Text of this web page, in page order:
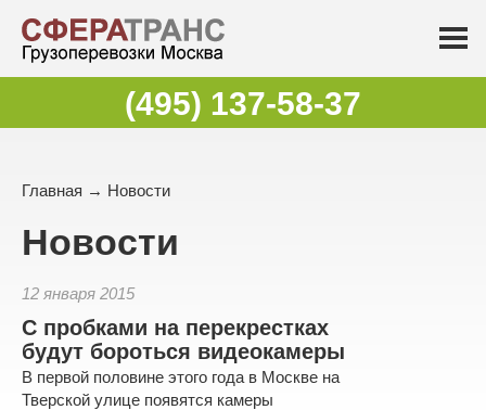
(495) 137-58-37
Главная → Новости
Новости
12 января 2015
С пробками на перекрестках
будут бороться видеокамеры
В первой половине этого года в Москве на
Тверской улице появятся камеры